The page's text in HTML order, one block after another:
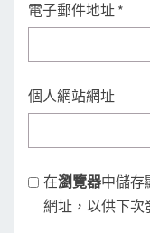
電子郵件地址 *
個人網站網址
在瀏覽器中儲存
網址，以供下次